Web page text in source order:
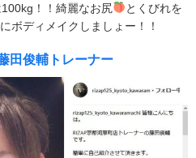
100kg！！綺麗なお尻
とくびれを
ボディメイクしましょー！！
田俊輔トレーナー